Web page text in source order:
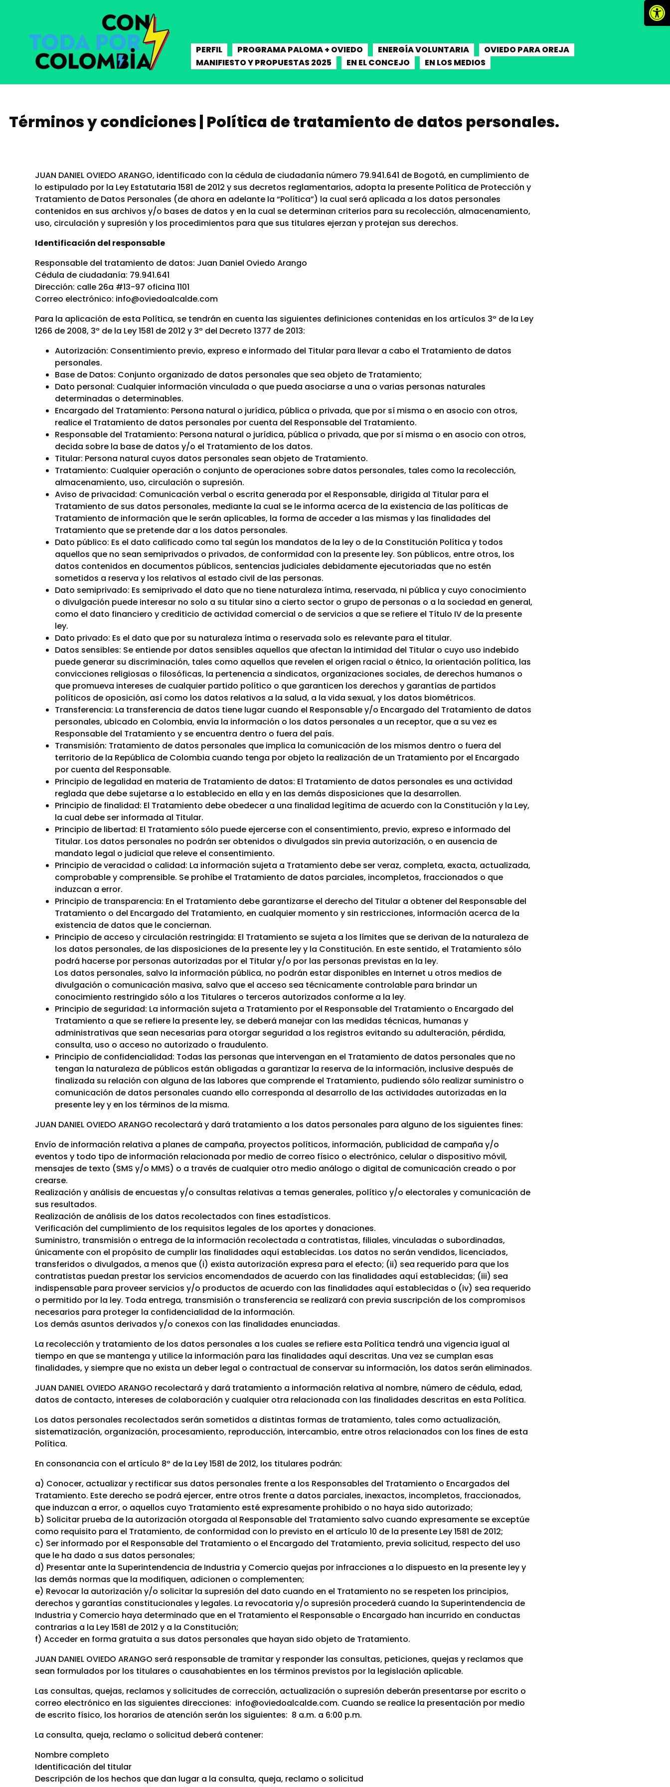
PERFIL PROGRAMA PALOMA + OVIEDO ENERGÍA VOLUNTARIA
OVIEDO PARA OREJA
MANIFIESTO Y PROPUESTAS 2025
EN EL CONCEJO EN LOS MEDIOS
Términos y condiciones | Política de tratamiento de datos personales.
JUAN DANIEL OVIEDO ARANGO, identificado con la cédula de ciudadanía número 79.941.641 de Bogotá, en cumplimiento de
lo estipulado por la Ley Estatutaria 1581 de 2012 y sus decretos reglamentarios, adopta la presente Política de Protección y
Tratamiento de Datos Personales (de ahora en adelante la “Política”) la cual será aplicada a los datos personales
contenidos en sus archivos y/o bases de datos y en la cual se determinan criterios para su recolección, almacenamiento,
uso, circulación y supresión y los procedimientos para que sus titulares ejerzan y protejan sus derechos.
Identificación del responsable
Responsable del tratamiento de datos: Juan Daniel Oviedo Arango
Cédula de ciudadanía: 79.941.641
Dirección: calle 26a #13-97 oficina 1101
Correo electrónico: info@oviedoalcalde.com
Para la aplicación de esta Política, se tendrán en cuenta las siguientes definiciones contenidas en los artículos 3º de la Ley
1266 de 2008, 3º de la Ley 1581 de 2012 y 3º del Decreto 1377 de 2013:
Autorización: Consentimiento previo, expreso e informado del Titular para llevar a cabo el Tratamiento de datos
personales.
Base de Datos: Conjunto organizado de datos personales que sea objeto de Tratamiento;
Dato personal: Cualquier información vinculada o que pueda asociarse a una o varias personas naturales
determinadas o determinables.
Encargado del Tratamiento: Persona natural o jurídica, pública o privada, que por sí misma o en asocio con otros,
realice el Tratamiento de datos personales por cuenta del Responsable del Tratamiento.
Responsable del Tratamiento: Persona natural o jurídica, pública o privada, que por sí misma o en asocio con otros,
decida sobre la base de datos y/o el Tratamiento de los datos.
Titular: Persona natural cuyos datos personales sean objeto de Tratamiento.
Tratamiento: Cualquier operación o conjunto de operaciones sobre datos personales, tales como la recolección,
almacenamiento, uso, circulación o supresión.
Aviso de privacidad: Comunicación verbal o escrita generada por el Responsable, dirigida al Titular para el
Tratamiento de sus datos personales, mediante la cual se le informa acerca de la existencia de las políticas de
Tratamiento de información que le serán aplicables, la forma de acceder a las mismas y las finalidades del
Tratamiento que se pretende dar a los datos personales.
Dato público: Es el dato calificado como tal según los mandatos de la ley o de la Constitución Política y todos
aquellos que no sean semiprivados o privados, de conformidad con la presente ley. Son públicos, entre otros, los
datos contenidos en documentos públicos, sentencias judiciales debidamente ejecutoriadas que no estén
sometidos a reserva y los relativos al estado civil de las personas.
Dato semiprivado: Es semiprivado el dato que no tiene naturaleza íntima, reservada, ni pública y cuyo conocimiento
o divulgación puede interesar no solo a su titular sino a cierto sector o grupo de personas o a la sociedad en general,
como el dato financiero y crediticio de actividad comercial o de servicios a que se refiere el Título IV de la presente
ley.
Dato privado: Es el dato que por su naturaleza íntima o reservada solo es relevante para el titular.
Datos sensibles: Se entiende por datos sensibles aquellos que afectan la intimidad del Titular o cuyo uso indebido
puede generar su discriminación, tales como aquellos que revelen el origen racial o étnico, la orientación política, las
convicciones religiosas o filosóficas, la pertenencia a sindicatos, organizaciones sociales, de derechos humanos o
que promueva intereses de cualquier partido político o que garanticen los derechos y garantías de partidos
políticos de oposición, así como los datos relativos a la salud, a la vida sexual, y los datos biométricos.
Transferencia: La transferencia de datos tiene lugar cuando el Responsable y/o Encargado del Tratamiento de datos
personales, ubicado en Colombia, envía la información o los datos personales a un receptor, que a su vez es
Responsable del Tratamiento y se encuentra dentro o fuera del país.
Transmisión: Tratamiento de datos personales que implica la comunicación de los mismos dentro o fuera del
territorio de la República de Colombia cuando tenga por objeto la realización de un Tratamiento por el Encargado
por cuenta del Responsable.
Principio de legalidad en materia de Tratamiento de datos: El Tratamiento de datos personales es una actividad
reglada que debe sujetarse a lo establecido en ella y en las demás disposiciones que la desarrollen.
Principio de finalidad: El Tratamiento debe obedecer a una finalidad legítima de acuerdo con la Constitución y la Ley,
la cual debe ser informada al Titular.
Principio de libertad: El Tratamiento sólo puede ejercerse con el consentimiento, previo, expreso e informado del
Titular. Los datos personales no podrán ser obtenidos o divulgados sin previa autorización, o en ausencia de
mandato legal o judicial que releve el consentimiento.
Principio de veracidad o calidad: La información sujeta a Tratamiento debe ser veraz, completa, exacta, actualizada,
comprobable y comprensible. Se prohíbe el Tratamiento de datos parciales, incompletos, fraccionados o que
induzcan a error.
Principio de transparencia: En el Tratamiento debe garantizarse el derecho del Titular a obtener del Responsable del
Tratamiento o del Encargado del Tratamiento, en cualquier momento y sin restricciones, información acerca de la
existencia de datos que le conciernan.
Principio de acceso y circulación restringida: El Tratamiento se sujeta a los límites que se derivan de la naturaleza de
los datos personales, de las disposiciones de la presente ley y la Constitución. En este sentido, el Tratamiento sólo
podrá hacerse por personas autorizadas por el Titular y/o por las personas previstas en la ley.
Los datos personales, salvo la información pública, no podrán estar disponibles en Internet u otros medios de
divulgación o comunicación masiva, salvo que el acceso sea técnicamente controlable para brindar un
conocimiento restringido sólo a los Titulares o terceros autorizados conforme a la ley.
Principio de seguridad: La información sujeta a Tratamiento por el Responsable del Tratamiento o Encargado del
Tratamiento a que se refiere la presente ley, se deberá manejar con las medidas técnicas, humanas y
administrativas que sean necesarias para otorgar seguridad a los registros evitando su adulteración, pérdida,
consulta, uso o acceso no autorizado o fraudulento.
Principio de confidencialidad: Todas las personas que intervengan en el Tratamiento de datos personales que no
tengan la naturaleza de públicos están obligadas a garantizar la reserva de la información, inclusive después de
finalizada su relación con alguna de las labores que comprende el Tratamiento, pudiendo sólo realizar suministro o
comunicación de datos personales cuando ello corresponda al desarrollo de las actividades autorizadas en la
presente ley y en los términos de la misma.
JUAN DANIEL OVIEDO ARANGO recolectará y dará tratamiento a los datos personales para alguno de los siguientes fines:
Envío de información relativa a planes de campaña, proyectos políticos, información, publicidad de campaña y/o
eventos y todo tipo de información relacionada por medio de correo físico o electrónico, celular o dispositivo móvil,
mensajes de texto (SMS y/o MMS) o a través de cualquier otro medio análogo o digital de comunicación creado o por
crearse.
Realización y análisis de encuestas y/o consultas relativas a temas generales, político y/o electorales y comunicación de
sus resultados.
Realización de análisis de los datos recolectados con fines estadísticos.
Verificación del cumplimiento de los requisitos legales de los aportes y donaciones.
Suministro, transmisión o entrega de la información recolectada a contratistas, filiales, vinculadas o subordinadas,
únicamente con el propósito de cumplir las finalidades aquí establecidas. Los datos no serán vendidos, licenciados,
transferidos o divulgados, a menos que (i) exista autorización expresa para el efecto; (ii) sea requerido para que los
contratistas puedan prestar los servicios encomendados de acuerdo con las finalidades aquí establecidas; (iii) sea
indispensable para proveer servicios y/o productos de acuerdo con las finalidades aquí establecidas o (iv) sea requerido
o permitido por la ley. Toda entrega, transmisión o transferencia se realizará con previa suscripción de los compromisos
necesarios para proteger la confidencialidad de la información.
Los demás asuntos derivados y/o conexos con las finalidades enunciadas.
La recolección y tratamiento de los datos personales a los cuales se refiere esta Política tendrá una vigencia igual al
tiempo en que se mantenga y utilice la información para las finalidades aquí descritas. Una vez se cumplan esas
finalidades, y siempre que no exista un deber legal o contractual de conservar su información, los datos serán eliminados.
JUAN DANIEL OVIEDO ARANGO recolectará y dará tratamiento a información relativa al nombre, número de cédula, edad,
datos de contacto, intereses de colaboración y cualquier otra relacionada con las finalidades descritas en esta Política.
Los datos personales recolectados serán sometidos a distintas formas de tratamiento, tales como actualización,
sistematización, organización, procesamiento, reproducción, intercambio, entre otros relacionados con los fines de esta
Política.
En consonancia con el artículo 8º de la Ley 1581 de 2012, los titulares podrán:
a) Conocer, actualizar y rectificar sus datos personales frente a los Responsables del Tratamiento o Encargados del
Tratamiento. Este derecho se podrá ejercer, entre otros frente a datos parciales, inexactos, incompletos, fraccionados,
que induzcan a error, o aquellos cuyo Tratamiento esté expresamente prohibido o no haya sido autorizado;
b) Solicitar prueba de la autorización otorgada al Responsable del Tratamiento salvo cuando expresamente se exceptúe
como requisito para el Tratamiento, de conformidad con lo previsto en el artículo 10 de la presente Ley 1581 de 2012;
c) Ser informado por el Responsable del Tratamiento o el Encargado del Tratamiento, previa solicitud, respecto del uso
que le ha dado a sus datos personales;
d) Presentar ante la Superintendencia de Industria y Comercio quejas por infracciones a lo dispuesto en la presente ley y
las demás normas que la modifiquen, adicionen o complementen;
e) Revocar la autorización y/o solicitar la supresión del dato cuando en el Tratamiento no se respeten los principios,
derechos y garantías constitucionales y legales. La revocatoria y/o supresión procederá cuando la Superintendencia de
Industria y Comercio haya determinado que en el Tratamiento el Responsable o Encargado han incurrido en conductas
contrarias a la Ley 1581 de 2012 y a la Constitución;
f) Acceder en forma gratuita a sus datos personales que hayan sido objeto de Tratamiento.
JUAN DANIEL OVIEDO ARANGO será responsable de tramitar y responder las consultas, peticiones, quejas y reclamos que
sean formulados por los titulares o causahabientes en los términos previstos por la legislación aplicable.
Las consultas, quejas, reclamos y solicitudes de corrección, actualización o supresión deberán presentarse por escrito o
correo electrónico en las siguientes direcciones: info@oviedoalcalde.com. Cuando se realice la presentación por medio
de escrito físico, los horarios de atención serán los siguientes: 8 a.m. a 6:00 p.m.
La consulta, queja, reclamo o solicitud deberá contener:
Nombre completo
Identificación del titular
Descripción de los hechos que dan lugar a la consulta, queja, reclamo o solicitud